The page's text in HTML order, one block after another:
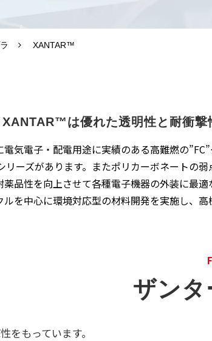
XANTAR™
XANTAR™は優れた透明性と耐衝撃
気電子・配電用途に実績のある高難燃の
リーズがあります。またポリカーボネートの
品性を向上させて各種電子機器の外装に最
ルを中心に環境対応型の材料開発を実施し、
ザン
をもっています。